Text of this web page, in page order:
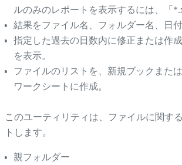
ルのみのレポートを表示するには、「
結果をファイル名、フォルダー名、日
指定した過去の日数内に修正または作
を表示。
ファイルのリストを、新規ブックまた
ワークシートに作成。
このユーティリティは、ファイルに関す
トします。
親フォルダー